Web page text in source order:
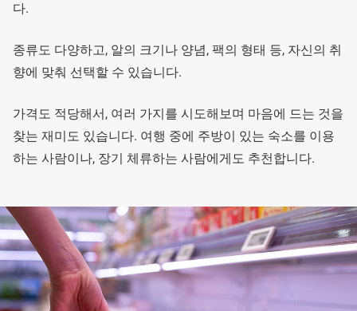
다.
종류도 다양하고, 알의 크기나 양념, 팩의 형태 등, 자신의 취
향에 맞춰 선택할 수 있습니다.
가격도 적당해서, 여러 가지를 시도해보며 마음에 드는 것을
찾는 재미도 있습니다. 여행 중에 주방이 있는 숙소를 이용
하는 사람이나, 장기 체류하는 사람에게도 추천합니다.